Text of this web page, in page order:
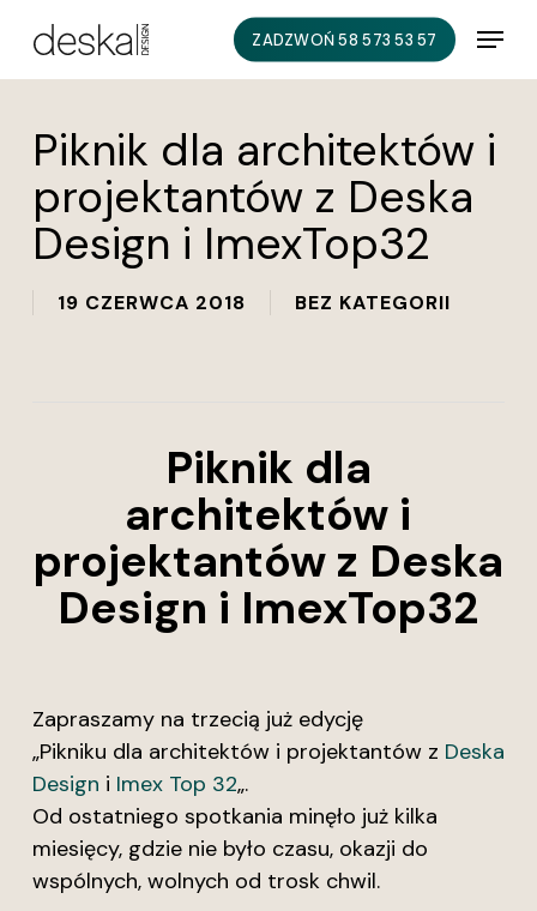
main
ZADZWOŃ 58 573 53 57 Menu
Piknik dla architektów i
projektantów z Deska
Design i ImexTop32
19 CZERWCA 2018 BEZ KATEGORII
Piknik dla
architektów i
projektantów z Deska
Design i ImexTop32
Zapraszamy na trzecią już edycję ​
„Pikniku dla architektów i projektantów z Deska
Design i Imex Top 32„.
Od ostatniego spotkania minęło już kilka
miesięcy, gdzie nie było czasu, okazji do
wspólnych, wolnych od trosk chwil.